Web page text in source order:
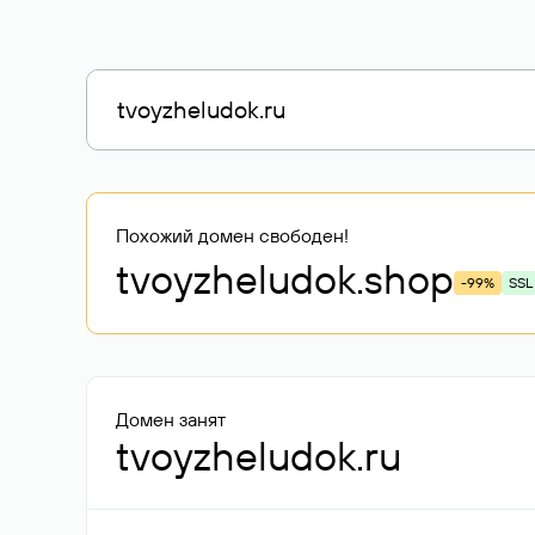
Похожий домен свободен!
tvoyzheludok.shop -99%
Домен занят
tvoyzheludok.ru